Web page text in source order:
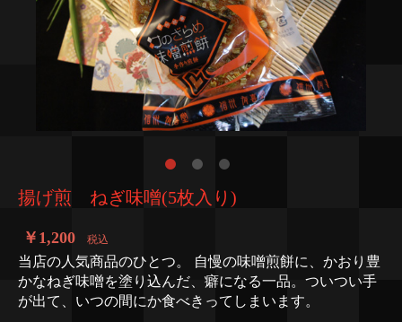
揚げ煎 ねぎ味噌(5枚入り)
￥1,200 税込
当店の人気商品のひとつ。 自慢の味噌煎餅に、かおり豊
かなねぎ味噌を塗り込んだ、癖になる一品。ついつい手
が出て、いつの間にか食べきってしまいます。